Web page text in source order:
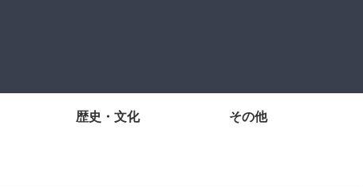
歴史・文化 その他